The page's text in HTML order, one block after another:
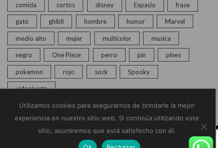
comida cortos disney Espacio frase
gato ghibli hombre humor Marvel
medio alto mujer multicolor musica
negro One Piece perro pin pines
pokemon rojo sock Spooky
videojuego
© Copyright 2020 – 2025 | Monkey Socks | Todos los
Utilizamos cookies para asegurarnos de brindarle la mejor
experiencia en nuestro sitio web. Si continúa utilizando este
sitio, asumiremos que está satisfecho con él.